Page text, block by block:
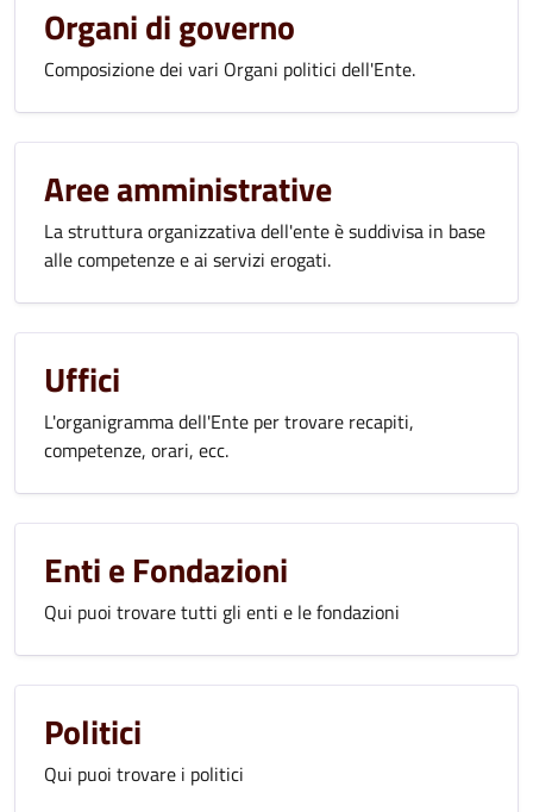
Organi di governo
Composizione dei vari Organi politici dell'Ente.
Aree amministrative
La struttura organizzativa dell'ente è suddivisa in base
alle competenze e ai servizi erogati.
Uffici
L'organigramma dell'Ente per trovare recapiti,
competenze, orari, ecc.
Enti e Fondazioni
Qui puoi trovare tutti gli enti e le fondazioni
Politici
Qui puoi trovare i politici